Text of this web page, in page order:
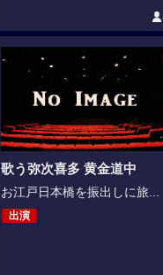
歌う弥次喜多 黄金道中
お江戸日本橋を振出しに旅...
出演